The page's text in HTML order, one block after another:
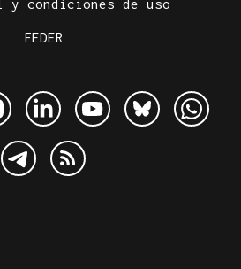
y condiciones de uso
FEDER